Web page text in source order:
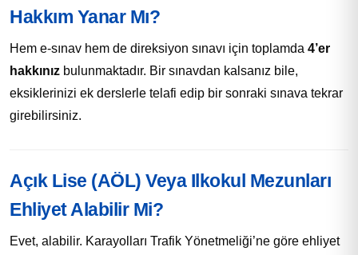
Hakkım Yanar Mı?
Hem e-sınav hem de direksiyon sınavı için toplamda 4’er
hakkınız bulunmaktadır. Bir sınavdan kalsanız bile,
eksiklerinizi ek derslerle telafi edip bir sonraki sınava tekrar
girebilirsiniz.
Açık Lise (AÖL) Veya Ilkokul Mezunları
Ehliyet Alabilir Mi?
Evet, alabilir. Karayolları Trafik Yönetmeliği’ne göre ehliyet